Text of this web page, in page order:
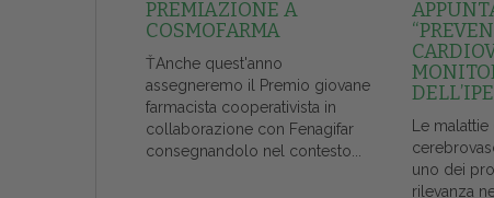
PREMIAZIONE A
COSMOFARMA
ŤAnche quest'anno
assegneremo il Premio giovane
farmacista cooperativista in
collaborazione con Fenagifar
consegnandolo nel contesto...
Le
uno dei
rilevanza